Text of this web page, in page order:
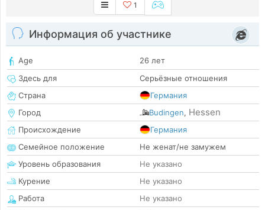
1
Информация об участнике
Age
26 лет
Здесь для
Серьёзные отношения
Страна
Германия
Город
Budingen, Hessen
Происхождение
Германия
Семейное положение
Не женат/не замужем
Уровень образования
Не указано
Курение
Не указано
Работа
Не указано